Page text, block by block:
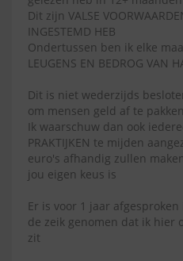
Dit zijn VALSE
INGESTEMD HEB
Ondertussen ben ik elke
LEUGENS EN BEDROG VAN
Dit is niet wederzijds
om mensen geld af te pakken
Ik waarschuw dan ook
PRAKTIJKEN te mijden
euro's afhandig zullen
jou eigen keus is
Er is voor 1 jaar
de zeik genomen dat ik hier
zit